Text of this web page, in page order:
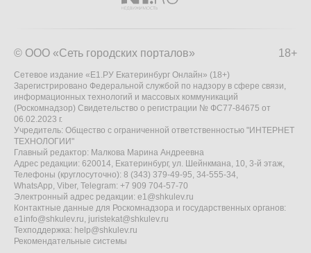
18+
© ООО «Сеть городских порталов»
Сетевое издание «Е1.РУ Екатеринбург Онлайн» (18+)
Зарегистрировано Федеральной службой по надзору в сфере связи,
информационных технологий и массовых коммуникаций
(Роскомнадзор) Свидетельство о регистрации № ФС77-84675 от
06.02.2023 г.
Учредитель: Общество с ограниченной ответственностью "ИНТЕРНЕТ
ТЕХНОЛОГИИ"
Главный редактор: Малкова Марина Андреевна
Адрес редакции: 620014, Екатеринбург, ул. Шейнкмана, 10, 3-й этаж,
Телефоны (круглосуточно): 8 (343) 379-49-95, 34-555-34,
WhatsApp, Viber, Telegram: +7 909 704-57-70
Электронный адрес редакции: e1@shkulev.ru
Контактные данные для Роскомнадзора и государственных органов:
e1info@shkulev.ru, juristekat@shkulev.ru
Техподдержка: help@shkulev.ru
Рекомендательные системы